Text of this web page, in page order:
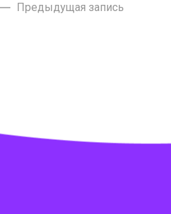
Предыдущая запись